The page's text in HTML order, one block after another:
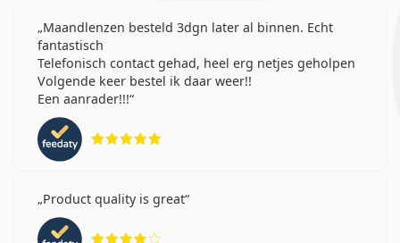
Maandlenzen besteld 3dgn later al binnen. Echt
fantastisch
Telefonisch contact gehad, heel erg netjes geholpen
Volgende keer bestel ik daar weer!!
Een aanrader!!!
Product quality is great